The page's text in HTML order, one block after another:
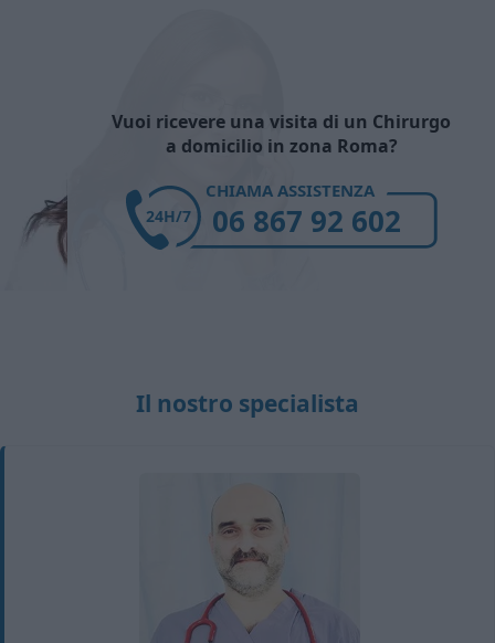
Vuoi ricevere una visita di un Chirurgo
a domicilio in zona Roma?
CHIAMA ASSISTENZA
06 867 92 602
24H/7
Il nostro specialista